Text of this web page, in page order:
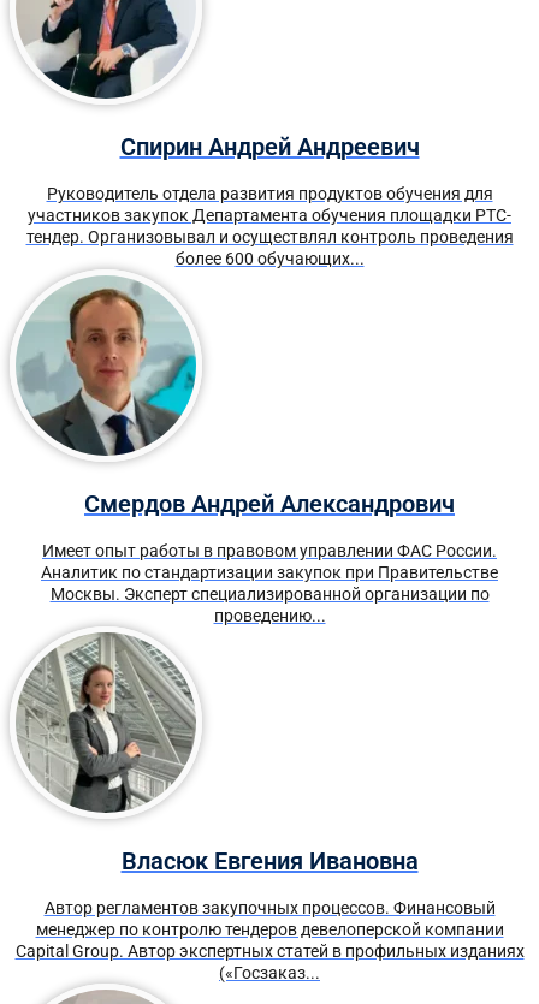
Спирин Андрей Андреевич
Руководитель отдела развития продуктов обучения для
участников закупок Департамента обучения площадки РТС-
тендер. Организовывал и осуществлял контроль проведения
более 600 обучающих...
Смердов Андрей Александрович
Имеет опыт работы в правовом управлении ФАС России.
Аналитик по стандартизации закупок при Правительстве
Москвы. Эксперт специализированной организации по
проведению...
Власюк Евгения Ивановна
Автор регламентов закупочных процессов. Финансовый
менеджер по контролю тендеров девелоперской компании
Capital Group. Автор экспертных статей в профильных изданиях
(«Госзаказ...